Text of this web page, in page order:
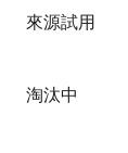
來源試用
淘汰中